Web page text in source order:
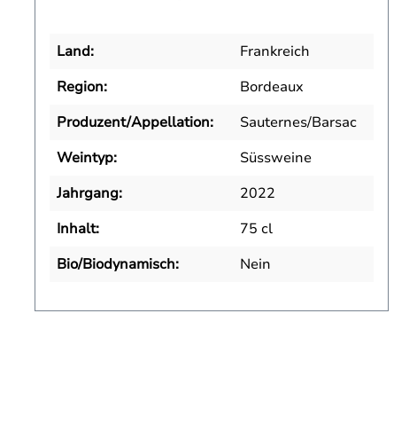
Land:
Frankreich
Region:
Bordeaux
Produzent/Appellation:
Sauternes/Barsac
Weintyp:
Süssweine
Jahrgang:
2022
Inhalt:
75 cl
Bio/Biodynamisch:
Nein